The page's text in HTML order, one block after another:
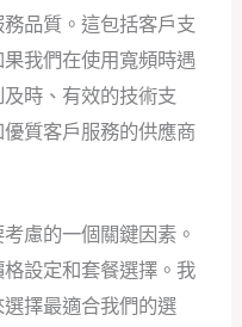
品質。這包括客戶支
我們在使用寬頻時遇
時、有效的技術支
質客戶服務的供應商
慮的一個關鍵因素。
設定和套餐選擇。我
擇最適合我們的選